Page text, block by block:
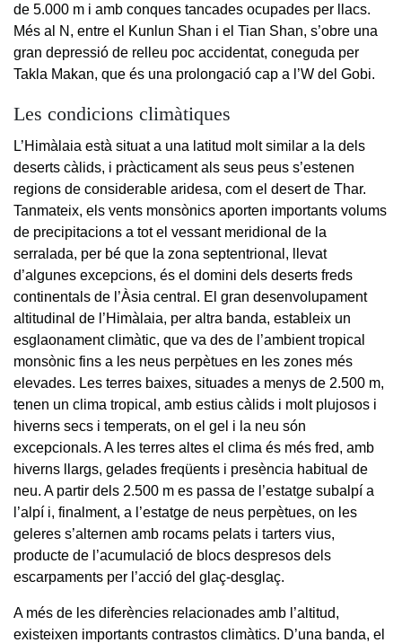
de 5.000 m i amb conques tancades ocupades per llacs.
Més al N, entre el Kunlun Shan i el Tian Shan, s’obre una
gran depressió de relleu poc accidentat, coneguda per
Takla Makan, que és una prolongació cap a l’W del Gobi.
Les condicions climàtiques
L’Himàlaia està situat a una latitud molt similar a la dels
deserts càlids, i pràcticament als seus peus s’estenen
regions de considerable aridesa, com el desert de Thar.
Tanmateix, els vents monsònics aporten importants volums
de precipitacions a tot el vessant meridional de la
serralada, per bé que la zona septentrional, llevat
d’algunes excepcions, és el domini dels deserts freds
continentals de l’Àsia central. El gran desenvolupament
altitudinal de l’Himàlaia, per altra banda, estableix un
esglaonament climàtic, que va des de l’ambient tropical
monsònic fins a les neus perpètues en les zones més
elevades. Les terres baixes, situades a menys de 2.500 m,
tenen un clima tropical, amb estius càlids i molt plujosos i
hiverns secs i temperats, on el gel i la neu són
excepcionals. A les terres altes el clima és més fred, amb
hiverns llargs, gelades freqüents i presència habitual de
neu. A partir dels 2.500 m es passa de l’estatge subalpí a
l’alpí i, finalment, a l’estatge de neus perpètues, on les
geleres s’alternen amb rocams pelats i tarters vius,
producte de l’acumulació de blocs despresos dels
escarpaments per l’acció del glaç-desglaç.
A més de les diferències relacionades amb l’altitud,
existeixen importants contrastos climàtics. D’una banda, el